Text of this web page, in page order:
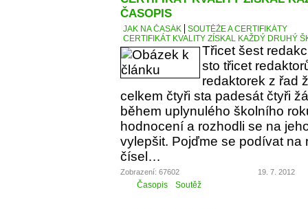
ČASOPIS
JAK NA ČASÁK
SOUTĚŽE A CERTIFIKÁTY
CERTIFIKÁT KVALITY ZÍSKAL KAŽDÝ DRUHÝ
Třicet šest
sto třicet
redaktorek z řad
celkem čtyři sta padesát čtyři
během uplynulého školního
hodnocení a rozhodli se na
vylepšit. Pojďme se podívat
čísel…
Zobrazení: 67602 19. 7. 2012
Časopis Soutěž